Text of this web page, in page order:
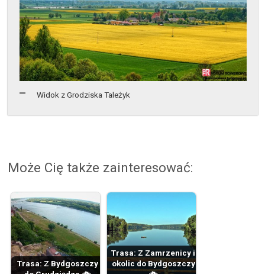
Widok z Grodziska Tależyk
Może Cię także zainteresować:
Trasa: Z Bydgoszczy
Trasa: Z Zamrzenicy i
okolic do Bydgoszczy